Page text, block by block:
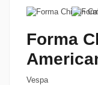
Forma
Vespa